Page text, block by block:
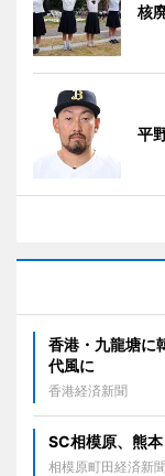
核
平
香港・九龍塘
代風に
香港経済新聞
SC相模原、熊
相模原町田経済新